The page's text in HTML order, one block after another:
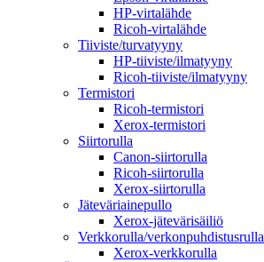
HP-virtalähde
Ricoh-virtalähde
Tiiviste/turvatyyny
HP-tiiviste/ilmatyyny
Ricoh-tiiviste/ilmatyyny
Termistori
Ricoh-termistori
Xerox-termistori
Siirtorulla
Canon-siirtorulla
Ricoh-siirtorulla
Xerox-siirtorulla
Jäteväriainepullo
Xerox-jätevärisäiliö
Verkkorulla/verkonpuhdistusrulla
Xerox-verkkorulla